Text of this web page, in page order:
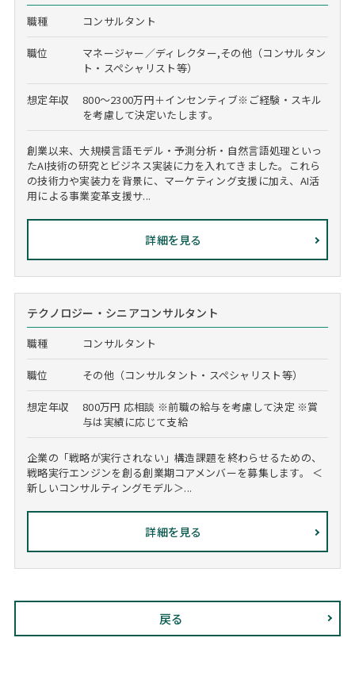
職種 コンサルタント
職位
マネージャー／ディレクター,その他（コンサルタン
ト・スペシャリスト等）
想定年収
800～2300万円＋インセンティブ※ご経験・スキル
を考慮して決定いたします。
創業以来、大規模言語モデル・予測分析・自然言語処理といっ
たAI技術の研究とビジネス実装に力を入れてきました。これら
の技術力や実装力を背景に、マーケティング支援に加え、AI活
用による事業変革支援サ...
詳細を見る
テクノロジー・シニアコンサルタント
職種 コンサルタント
職位 その他（コンサルタント・スペシャリスト等）
想定年収
800万円 応相談 ※前職の給与を考慮して決定 ※賞
与は実績に応じて支給
企業の「戦略が実行されない」構造課題を終わらせるための、
戦略実行エンジンを創る創業期コアメンバーを募集します。 ＜
新しいコンサルティングモデル＞...
詳細を見る
戻る